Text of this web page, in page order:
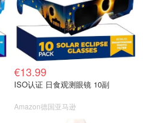
€13.99
ISO认证 日食观测眼镜 10副
Amazon德国亚马逊